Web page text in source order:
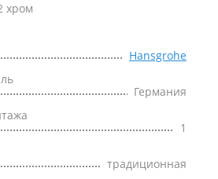
хром
Hansgrohe
Германия
1
традиционная